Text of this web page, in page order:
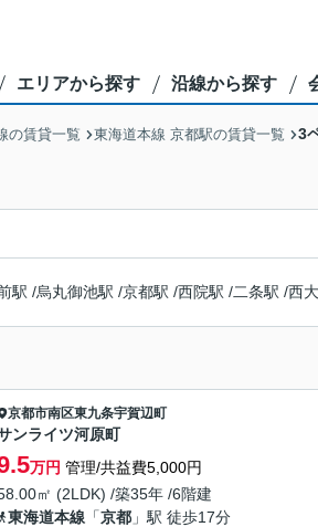
エリアから探す 沿線から探す
の賃貸一覧 東海道本線 京都駅の賃貸一覧 3
駅 /烏丸御池駅 /京都駅 /西院駅 /二条駅 /西
京都市南区東九条宇賀辺町
ンライツ河原町
万円 管理/共益費5,000円
㎡ (2LDK) /築35年 /6階建
東海道本線 「京都 」駅 徒歩17分